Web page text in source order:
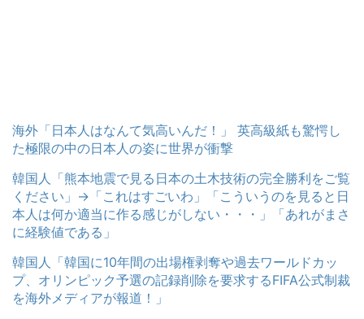
海外「日本人はなんて気高いんだ！」 英高級紙も驚愕し
た極限の中の日本人の姿に世界が衝撃
韓国人「熊本地震で見る日本の土木技術の完全勝利をご覧
ください」→「これはすごいわ」「こういうのを見ると日
本人は何か適当に作る感じがしない・・・」「あれがまさ
に経験値である」
韓国人「韓国に10年間の出場権剥奪や過去ワールドカッ
プ、オリンピック予選の記録削除を要求するFIFA公式制裁
を海外メディアが報道！」